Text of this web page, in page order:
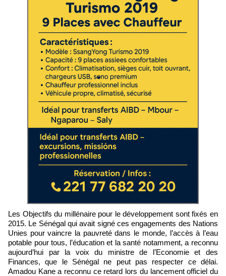
Les Objectifs du millénaire pour le développement sont fixés en
2015. Le Sénégal qui avait signé ces engagements des Nations
Unies pour vaincre la pauvreté dans le monde, l’accès à l’eau
potable pour tous, l’éducation et la santé notamment, a reconnu
aujourd’hui par la voix du ministre de l’Economie et des
Finances, que le Sénégal ne peut pas respecter ce délai.
Amadou Kane a reconnu ce retard lors du lancement officiel du